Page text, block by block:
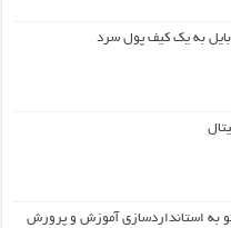
به یک کیف‌ پول سرد
به استانداردسازی آموزش و پرورش